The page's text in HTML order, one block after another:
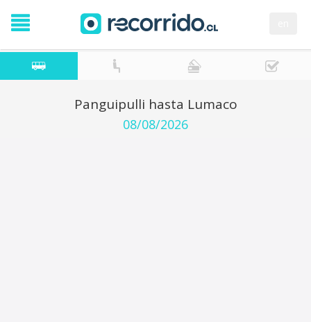
Panguipulli hasta Lumaco
08/08/2026